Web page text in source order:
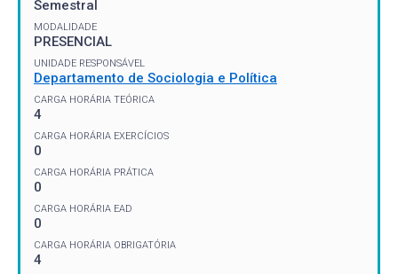
Semestral
MODALIDADE
PRESENCIAL
UNIDADE RESPONSÁVEL
Departamento de Sociologia e Política
CARGA HORÁRIA TEÓRICA
4
CARGA HORÁRIA EXERCÍCIOS
0
CARGA HORÁRIA PRÁTICA
0
CARGA HORÁRIA EAD
0
CARGA HORÁRIA OBRIGATÓRIA
4